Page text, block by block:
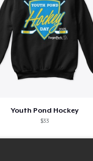
Youth Pond Hockey
$33